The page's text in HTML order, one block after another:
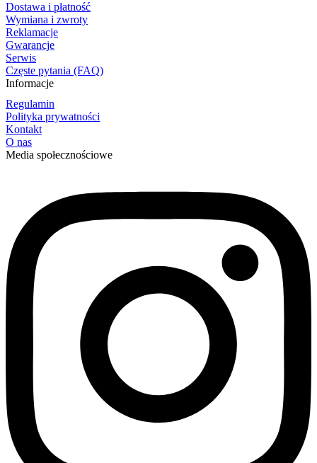
Dostawa i płatność
Wymiana i zwroty
Reklamacje
Gwarancje
Serwis
Częste pytania (FAQ)
Informacje
Regulamin
Polityka prywatności
Kontakt
O nas
Media społecznościowe